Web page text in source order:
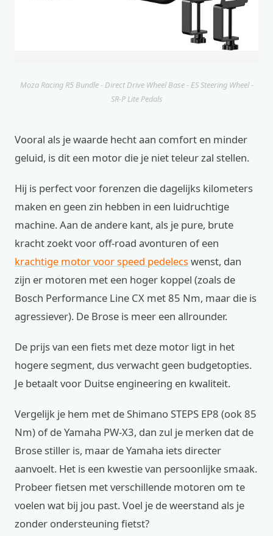
Moza Racing R5 Bundle - Direct Drive Wheel Base - ES Steering Wheel -
SR-P Lite Pedals
Vooral als je waarde hecht aan comfort en minder
geluid, is dit een motor die je niet teleur zal stellen.
Hij is perfect voor forenzen die dagelijks kilometers
maken en geen zin hebben in een luidruchtige
machine. Aan de andere kant, als je pure, brute
kracht zoekt voor off-road avonturen of een
krachtige motor voor speed pedelecswenst, dan
zijn er motoren met een hoger koppel (zoals de
Bosch Performance Line CX met 85 Nm, maar die is
agressiever). De Brose is meer een allrounder.
De prijs van een fiets met deze motor ligt in het
hogere segment, dus verwacht geen budgetopties.
Je betaalt voor Duitse engineering en kwaliteit.
Vergelijk je hem met de Shimano STEPS EP8 (ook 85
Nm) of de Yamaha PW-X3, dan zul je merken dat de
Brose stiller is, maar de Yamaha iets directer
aanvoelt. Het is een kwestie van persoonlijke smaak.
Probeer fietsen met verschillende motoren om te
voelen wat bij jou past. Voel je de weerstand als je
zonder ondersteuning fietst?